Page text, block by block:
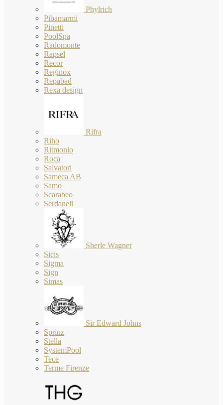
Phylrich
Pibamarmi
Pinetti
PoolSpa
Radomonte
Rapsel
Recor
Reginox
Repabad
Rexa design
Rifra
Riho
Ritmonio
Roca
Salvatori
Sameca AB
Samo
Scarabeo
Serdaneli
Sherle Wagner
Sicis
Sigma
Sign
Simas
Sir Edward Johns
Sprinz
Stella
SystemPool
Tece
Terme Firenze